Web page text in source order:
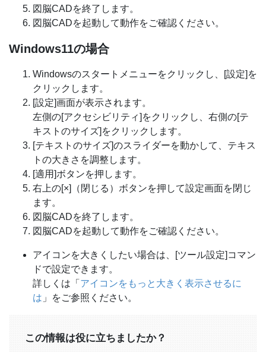
図脳CADを終了します。
図脳CADを起動して動作をご確認ください。
Windows11の場合
Windowsのスタートメニューをクリックし、[設定]を
クリックします。
[設定]画面が表示されます。
左側の[アクセシビリティ]をクリックし、右側の[テ
キストのサイズ]をクリックします。
[テキストのサイズ]のスライダーを動かして、テキス
トの大きさを調整します。
[適用]ボタンを押します。
右上の[×]（閉じる）ボタンを押して設定画面を閉じ
ます。
図脳CADを終了します。
図脳CADを起動して動作をご確認ください。
アイコンを大きくしたい場合は、[ツール設定]コマン
ドで設定できます。
詳しくは「 アイコンをもっと大きく表示させるに
は 」をご参照ください。
この情報は役に立ちましたか？